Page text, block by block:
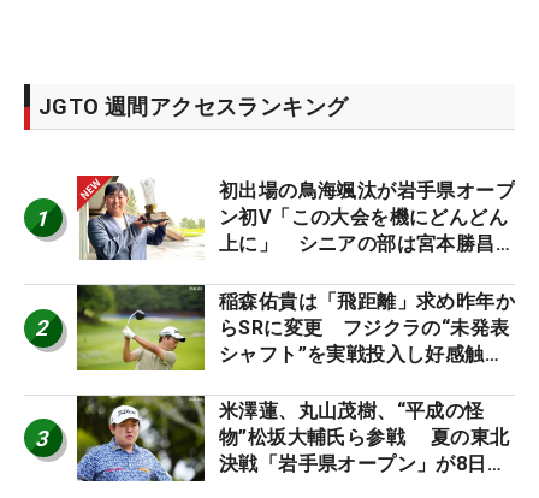
JGTO 週間アクセスランキング
1
初出場の鳥海颯汰が岩手県オープ
ン初V「この大会を機にどんどん
上に」 シニアの部は宮本勝昌が
2
稲森佑貴は「飛距離」求め昨年か
らSRに変更 フジクラの“未発表
シャフト”を実戦投入し好感触
ーのヒトネタ！】
3
米澤蓮、丸山茂樹、“平成の怪
物”松坂大輔氏ら参戦 夏の東北
決戦「岩手県オープン」が8日開